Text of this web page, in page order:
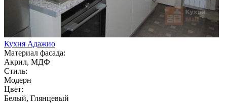
Кухня Адажио
Материал фасада:
Акрил, МДФ
Стиль:
Модерн
Цвет:
Белый, Глянцевый